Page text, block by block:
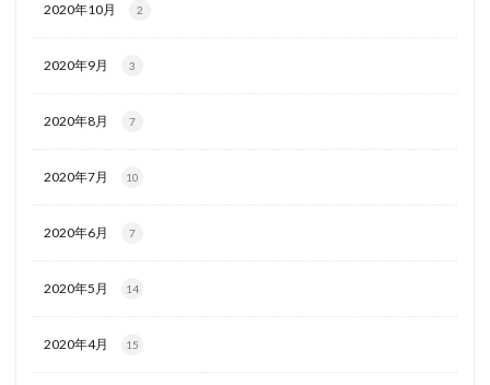
2020年10月 2
2020年9月 3
2020年8月 7
2020年7月 10
2020年6月 7
2020年5月 14
2020年4月 15